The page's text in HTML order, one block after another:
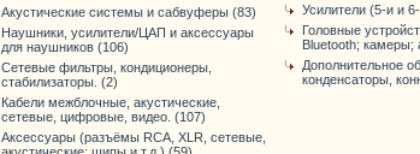
Акустические системы и сабвуферы (83)
Наушники, усилители/ЦАП и аксессуары
для наушников (106)
Сетевые фильтры, кондиционеры,
стабилизаторы. (2)
Кабели межблочные, акустические,
сетевые, цифровые, видео. (107)
Аксессуары (разъёмы RCA, XLR, сетевые,
Усилители (5-и и
Головные
Bluetooth; камеры;
Дополнительное
конденсаторы,